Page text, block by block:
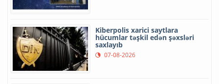
Kiberpolis xarici saytlara
hücumlar təşkil edən şəxsləri
saxlayıb
07-08-2026